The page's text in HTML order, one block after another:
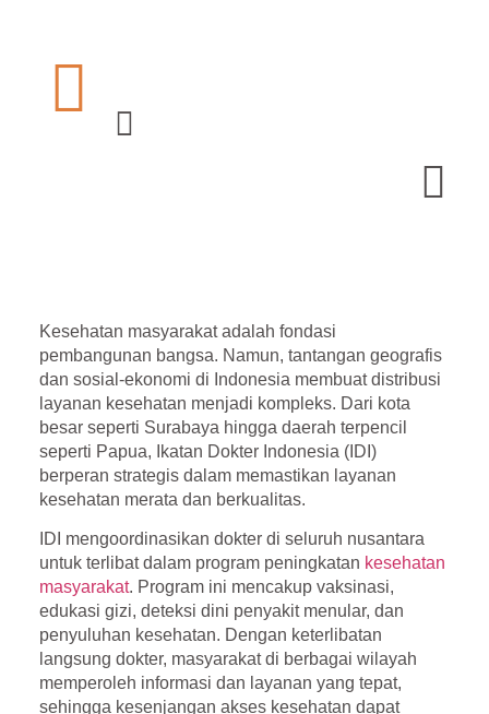
Kesehatan masyarakat adalah fondasi
pembangunan bangsa. Namun, tantangan geografis
dan sosial-ekonomi di Indonesia membuat distribusi
layanan kesehatan menjadi kompleks. Dari kota
besar seperti Surabaya hingga daerah terpencil
seperti Papua, Ikatan Dokter Indonesia (IDI)
berperan strategis dalam memastikan layanan
kesehatan merata dan berkualitas.
IDI mengoordinasikan dokter di seluruh nusantara
untuk terlibat dalam program peningkatan kesehatan
masyarakat. Program ini mencakup vaksinasi,
edukasi gizi, deteksi dini penyakit menular, dan
penyuluhan kesehatan. Dengan keterlibatan
langsung dokter, masyarakat di berbagai wilayah
memperoleh informasi dan layanan yang tepat,
sehingga kesenjangan akses kesehatan dapat